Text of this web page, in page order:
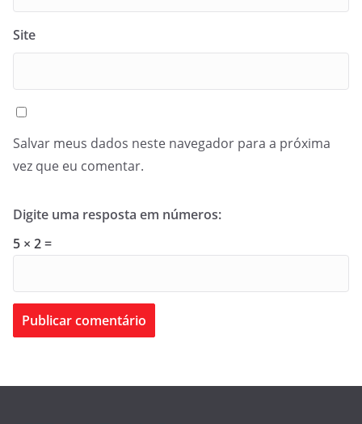
Site
Salvar meus dados neste navegador para a próxima
vez que eu comentar.
Digite uma resposta em números:
5 × 2 =